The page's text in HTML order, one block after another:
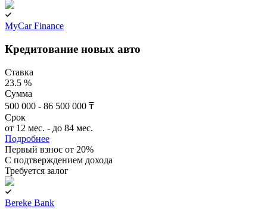
MyCar Finance
Кредитование новых авто
Ставка
23.5 %
Сумма
500 000 - 86 500 000 ₸
Срок
от 12 мес. - до 84 мес.
Подробнее
Первый взнос от 20%
C подтверждением дохода
Требуется залог
Bereke Bank